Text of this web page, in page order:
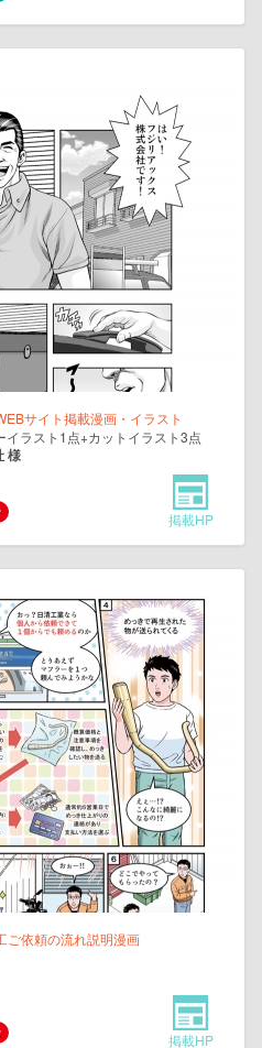
サイト掲載漫画・イラスト
ラスト1点+カットイラスト3点
様
掲載HP
ご依頼の流れ説明漫画
掲載HP